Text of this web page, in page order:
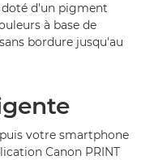
doté d'un pigment
à base de
bordure jusqu'au
votre smartphone
Canon PRINT